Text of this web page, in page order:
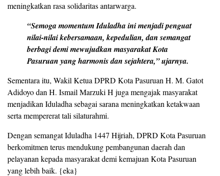
meningkatkan rasa solidaritas antarwarga.
“Semoga momentum Iduladha ini menjadi penguat
nilai-nilai kebersamaan, kepedulian, dan semangat
berbagi demi mewujudkan masyarakat Kota
Pasuruan yang harmonis dan sejahtera,” ujarnya.
Sementara itu, Wakil Ketua DPRD Kota Pasuruan H. M. Gatot
Adidoyo dan H. Ismail Marzuki H juga mengajak masyarakat
menjadikan Iduladha sebagai sarana meningkatkan ketakwaan
serta mempererat tali silaturahmi.
Dengan semangat Iduladha 1447 Hijriah, DPRD Kota Pasuruan
berkomitmen terus mendukung pembangunan daerah dan
pelayanan kepada masyarakat demi kemajuan Kota Pasuruan
yang lebih baik. {eka}